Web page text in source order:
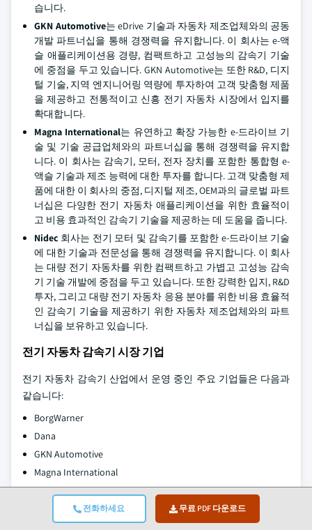
전화하세요 무료 PDF 다운로드
습니다.
GKN Automotive는 eDrive 기술과 자동차 제조업체와의 공동
개발 파트너십을 통해 경쟁력을 유지합니다. 이 회사는 e-액
슬 애플리케이션용 경량, 컴팩트하고 고성능의 감속기 기술
에 중점을 두고 있습니다. GKN Automotive는 또한 R&D, 디지
털 기술, 지역 엔지니어링 역량에 투자하여 고객 맞춤형 제품
을 제공하고 전통적이고 신흥 전기 자동차 시장에서 입지를
확대합니다.
Magna International는 유연하고 확장 가능한 e-드라이브 기
술 및 기술 공급업체와의 파트너십을 통해 경쟁력을 유지합
니다. 이 회사는 감속기, 모터, 전자 장치를 포함한 통합형 e-
액슬 기술과 제조 능력에 대한 투자를 합니다. 고객 맞춤형 제
품에 대한 이 회사의 중점, 디지털 제조, OEM과의 글로벌 파트
너십은 다양한 전기 자동차 애플리케이션을 위한 효율적이
고 비용 효과적인 감속기 기술을 제공하는 데 도움을 줍니다.
Nidec 회사는 전기 모터 및 감속기를 포함한 e-드라이브 기술
에 대한 기술과 전문성을 통해 경쟁력을 유지합니다. 이 회사
는 대량 전기 자동차를 위한 컴팩트하고 가볍고 고성능 감속
기 기술 개발에 중점을 두고 있습니다. 또한 강력한 입지, R&D
투자, 그리고 대량 전기 자동차 응용 분야를 위한 비용 효율적
인 감속기 기술을 제공하기 위한 자동차 제조업체와의 파트
너십을 보유하고 있습니다.
전기 자동차 감속기 시장 기업
전기 자동차 감속기 산업에서 운영 중인 주요 기업들은 다음과
같습니다:
BorgWarner
Dana
GKN Automotive
Magna International
Nidec
Robert Bosch
Schaeffler